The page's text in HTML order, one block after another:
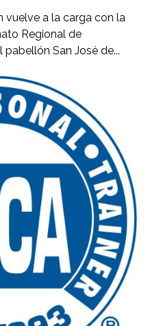
vuelve a la carga con la
Regional de
San José de...